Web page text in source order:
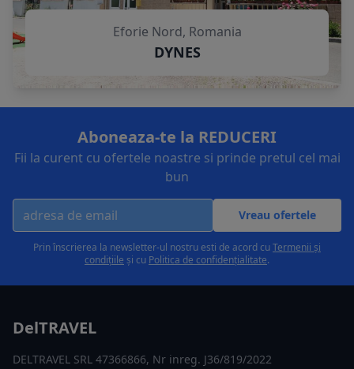
Eforie Nord, Romania
DYNES
Aboneaza-te la REDUCERI
Fii la curent cu ofertele noastre si prinde pretul cel mai
bun
Vreau ofertele
Prin înscrierea la newsletter-ul nostru esti de acord cuTermenii și
condițiile și cu Politica de confidențialitate.
DelTRAVEL
DELTRAVEL SRL 47366866, Nr inreg. J36/819/2022